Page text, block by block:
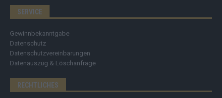
SERVICE
Gewinnbekanntgabe
Datenschutz
Datenschutzvereinbarungen
Datenauszug & Löschanfrage
RECHTLICHES